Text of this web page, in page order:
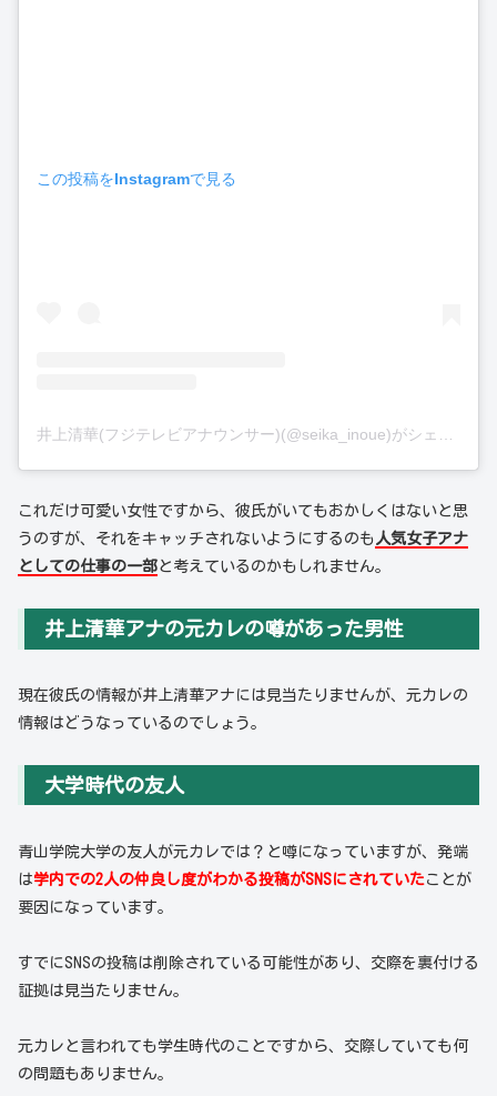
この投稿をInstagramで見る
これだけ可愛い女性ですから、彼氏がいてもおかしくはないと思
うのすが、それをキャッチされないようにするのも 人気女子アナ
としての仕事の一部と考えているのかもしれません。
井上清華アナの元カレの噂があった男性
現在彼氏の情報が井上清華アナには見当たりませんが、元カレの
情報はどうなっているのでしょう。
大学時代の友人
青山学院大学の友人が元カレでは？と噂になっていますが、発端
は学内での2人の仲良し度がわかる投稿がSNSにされていた ことが
要因になっています。
すでにSNSの投稿は削除されている可能性があり、交際を裏付ける
証拠は見当たりません。
元カレと言われても学生時代のことですから、交際していても何
の問題もありません。